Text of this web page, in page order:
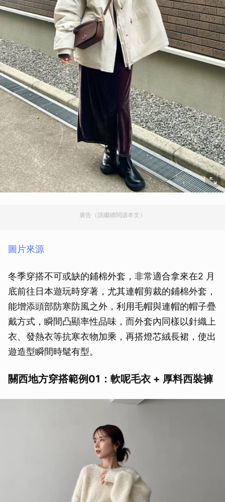
廣告（請繼續閱讀本文）
圖片來源
冬季穿搭不可或缺的鋪棉外套，非常適合拿來在2 月
底前往日本遊玩時穿著，尤其連帽剪裁的鋪棉外套，
能增添頭部防寒防風之外，利用毛帽與連帽的帽子疊
戴方式，瞬間凸顯率性品味，而外套內同樣以針織上
衣、發熱衣等抗寒衣物加乘，再搭燈芯絨長裙，使出
遊造型瞬間時髦有型。
關西地方穿搭範例01：軟呢毛衣 + 厚料西裝褲